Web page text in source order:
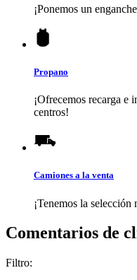
¡Ponemos un
Propano
¡Ofrecemos recarga e
centros!
Camiones a la venta
¡Tenemos la
Comentarios de
Filtro: